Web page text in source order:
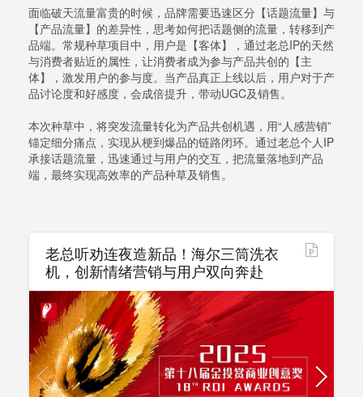
面临破天流量富贵的时候，品牌需要迅速区分【话题流量】与
【产品流量】的差异性，思考如何把话题侧的流量，转移到产
品端。常规种草项目中，用户是【客体】，通过老总IP的天然
与消费者贴近的属性，让消费者成为参与产品共创的【主
体】，激发用户的参与度。当产品真正上线以后，用户对于产
品讨论度和好感度，会成倍提升，带动UGC及销售。
本次种草中，将突发流量转化为产品共创机遇，用“人感营销”
锚定细分痛点，实现从梗到爆品的链路闭环。通过老总个人IP
承接话题流量，迅速通过与用户的交互，把流量落地到产品
端，最终实现高效率的产品种草及销售。
老总听劝连夜造新品！海尔三筒洗衣
机，创新情绪营销与用户双向奔赴